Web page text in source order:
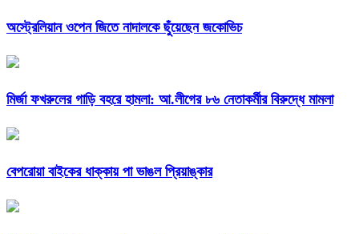
অস্ট্রেলিয়ান ওপেন জিতে নাদালকে ছুঁয়েছেন জকোভিচ
মির্জা ফখরুলের গাড়ি বহরে হামলা: আ.লীগের ৮৬ নেতাকর্মীর বিরুদ্ধে মামলা
বেপরোয়া বাইকের ধাক্কায় পা ভাঙল প্রিয়াঙ্কার